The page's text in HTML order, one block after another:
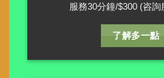
服務30分鐘/$300 (咨詢
了解多一點